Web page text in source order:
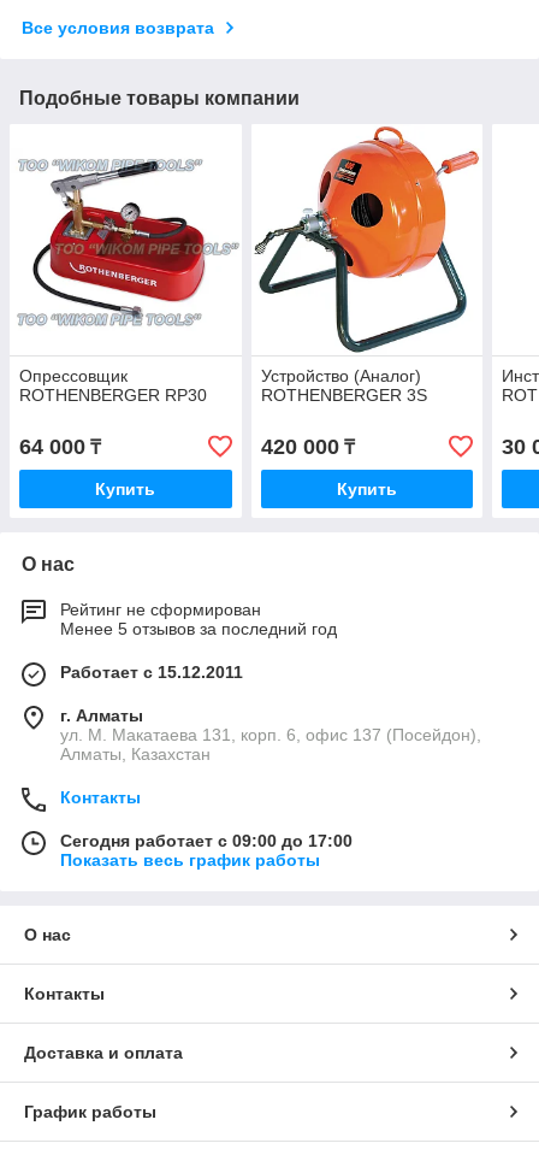
Все условия возврата
Подобные товары компании
Опрессовщик
ROTHENBERGER RP30
64 000 ₸
Купить
Устройство (Аналог)
ROTHENBERGER 3S
420 000₸
Купить
30
О нас
Рейтинг не сформирован
Менее 5 отзывов за последний год
Работает с 15.12.2011
г. Алматы
ул. М. Макатаева 131, корп. 6, офис 137 (Посейдон),
Алматы, Казахстан
Контакты
Сегодня работает с 09:00 до 17:00
Показать весь график работы
О нас
Контакты
Доставка и оплата
График работы